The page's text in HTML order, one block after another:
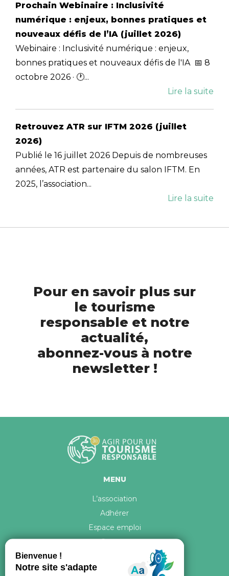
Prochain Webinaire : Inclusivité
numérique : enjeux, bonnes pratiques et
nouveaux défis de l’IA (juillet 2026)
Webinaire : Inclusivité numérique : enjeux,
bonnes pratiques et nouveaux défis de l'IA 📅 8
octobre 2026 · 🕐...
Lire la suite
Retrouvez ATR sur IFTM 2026 (juillet
2026)
Publié le 16 juillet 2026 Depuis de nombreuses
années, ATR est partenaire du salon IFTM. En
2025, l’association...
Lire la suite
Pour en savoir plus sur
le tourisme
responsable et notre
actualité,
abonnez-vous à notre
newsletter !
MENU
L’association
Adhérer
Espace emploi
Contact